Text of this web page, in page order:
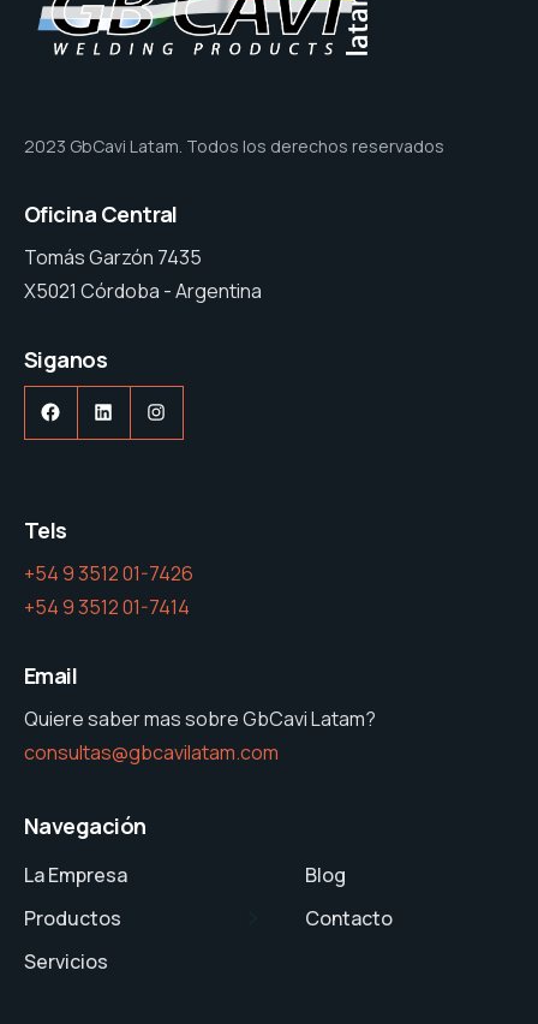
2023 GbCavi Latam. Todos los derechos reservados
Oficina Central
Tomás Garzón 7435
X5021 Córdoba - Argentina
Siganos
Facebook
LinkedInInstagram
Tels
+54 9 3512 01-7426
+54 9 3512 01-7414
Email
Quiere saber mas sobre GbCavi Latam?
consultas@gbcavilatam.com
Navegación
La Empresa
Productos
Servicios
Blog
Contacto